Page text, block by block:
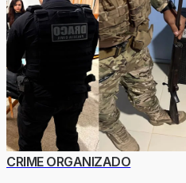
CRIME ORGANIZADO